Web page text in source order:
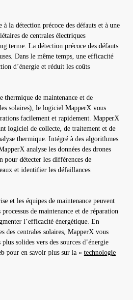
à la détection précoce des défauts et à une
de centrales électriques
terme. La détection précoce des défauts
Dans le même temps, une efficacité
d’énergie et réduit les coûts
thermique de maintenance et de
solaires), le logiciel MapperX vous
facilement et rapidement. MapperX
logiciel de collecte, de traitement et de
thermique. Intégré à des algorithmes
analyse les données des drones
pour détecter les différences de
et identifier les défaillances
et les équipes de maintenance peuvent
de maintenance et de réparation
l’efficacité énergétique. En
des centrales solaires, MapperX vous
solides vers des sources d’énergie
pour en savoir plus sur la « technologie